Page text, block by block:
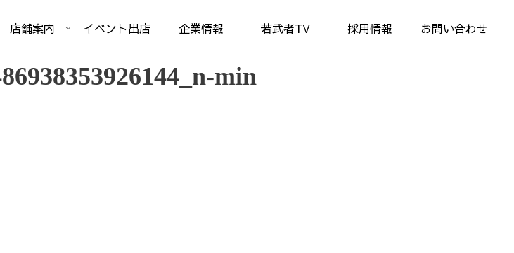
店舗案内 イベント出店 企業情報 若武者TV 採用情報 お問い合わせ
min